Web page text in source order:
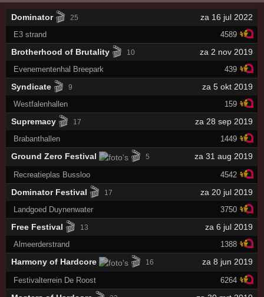
Dominator 🎬 25 za 16 jul 2022
E3 strand 4589
Brotherhood of Brutality 🎬 10 za 2 nov 2019
Evenementenhal Breepark 439
Syndicate 🎬 9 za 5 okt 2019
Westfalenhallen 159
Supremacy 🎬 17 za 28 sep 2019
Brabanthallen 1449
Ground Zero Festival 🎬 5 za 31 aug 2019
Recreatieplas Bussloo 4542
Dominator Festival 🎬 17 za 20 jul 2019
Landgoed Duynenwater 3750
Free Festival 🎬 13 za 6 jul 2019
Almeerderstrand 1388
Harmony of Hardcore 🎬 16 za 8 jun 2019
Festivalterrein De Roost 6264